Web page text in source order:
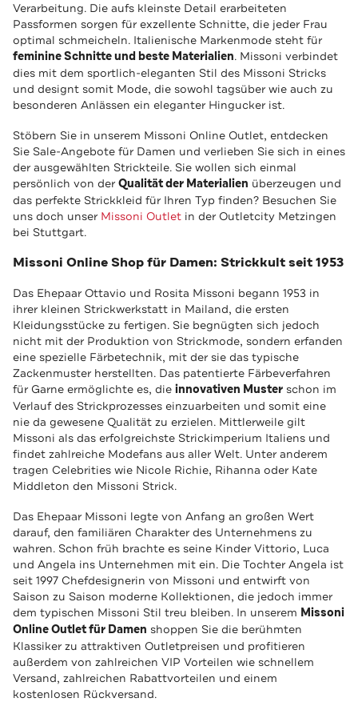
Verarbeitung. Die aufs kleinste Detail erarbeiteten
Passformen sorgen für exzellente Schnitte, die jeder Frau
optimal schmeicheln. Italienische Markenmode steht für
feminine Schnitte und beste Materialien. Missoni verbindet
dies mit dem sportlich-eleganten Stil des Missoni Stricks
und designt somit Mode, die sowohl tagsüber wie auch zu
besonderen Anlässen ein eleganter Hingucker ist.
Stöbern Sie in unserem Missoni Online Outlet, entdecken
Sie Sale-Angebote für Damen und verlieben Sie sich in eines
der ausgewählten Strickteile. Sie wollen sich einmal
persönlich von der Qualität der Materialien überzeugen und
das perfekte Strickkleid für Ihren Typ finden? Besuchen Sie
uns doch unser Missoni Outlet in der Outletcity Metzingen
bei Stuttgart.
Missoni Online Shop für Damen: Strickkult seit 1953
Das Ehepaar Ottavio und Rosita Missoni begann 1953 in
ihrer kleinen Strickwerkstatt in Mailand, die ersten
Kleidungsstücke zu fertigen. Sie begnügten sich jedoch
nicht mit der Produktion von Strickmode, sondern erfanden
eine spezielle Färbetechnik, mit der sie das typische
Zackenmuster herstellten. Das patentierte Färbeverfahren
für Garne ermöglichte es, die innovativen Muster schon im
Verlauf des Strickprozesses einzuarbeiten und somit eine
nie da gewesene Qualität zu erzielen. Mittlerweile gilt
Missoni als das erfolgreichste Strickimperium Italiens und
findet zahlreiche Modefans aus aller Welt. Unter anderem
tragen Celebrities wie Nicole Richie, Rihanna oder Kate
Middleton den Missoni Strick.
Das Ehepaar Missoni legte von Anfang an großen Wert
darauf, den familiären Charakter des Unternehmens zu
wahren. Schon früh brachte es seine Kinder Vittorio, Luca
und Angela ins Unternehmen mit ein. Die Tochter Angela ist
seit 1997 Chefdesignerin von Missoni und entwirft von
Saison zu Saison moderne Kollektionen, die jedoch immer
dem typischen Missoni Stil treu bleiben. In unserem Missoni
Online Outlet für Damen shoppen Sie die berühmten
Klassiker zu attraktiven Outletpreisen und profitieren
außerdem von zahlreichen VIP Vorteilen wie schnellem
Versand, zahlreichen Rabattvorteilen und einem
kostenlosen Rückversand.